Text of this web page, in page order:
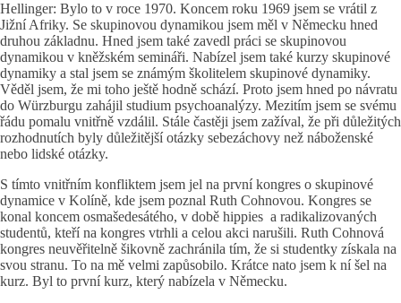
Hellinger: Bylo to v roce 1970. Koncem roku 1969 jsem se vrátil z
Jižní Afriky. Se skupinovou dynamikou jsem měl v Německu hned
druhou základnu. Hned jsem také zavedl práci se skupinovou
dynamikou v kněžském semináři. Nabízel jsem také kurzy skupinové
dynamiky a stal jsem se známým školitelem skupinové dynamiky.
Věděl jsem, že mi toho ještě hodně schází. Proto jsem hned po návratu
do Würzburgu zahájil studium psychoanalýzy. Mezitím jsem se svému
řádu pomalu vnitřně vzdálil. Stále častěji jsem zažíval, že při důležitých
rozhodnutích byly důležitější otázky sebezáchovy než náboženské
nebo lidské otázky.
S tímto vnitřním konfliktem jsem jel na první kongres o skupinové
dynamice v Kolíně, kde jsem poznal Ruth Cohnovou. Kongres se
konal koncem osmašedesátého, v době hippies a radikalizovaných
studentů, kteří na kongres vtrhli a celou akci narušili. Ruth Cohnová
kongres neuvěřitelně šikovně zachránila tím, že si studentky získala na
svou stranu. To na mě velmi zapůsobilo. Krátce nato jsem k ní šel na
kurz. Byl to první kurz, který nabízela v Německu.